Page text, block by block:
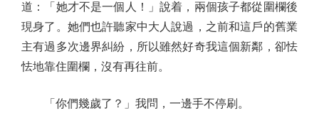
道：「她才不是一個人！」說着，兩個孩子都從圍欄後
現身了。她們也許聽家中大人說過，之前和這戶的舊業
主有過多次邊界糾紛，所以雖然好奇我這個新鄰，卻怯
怯地靠住圍欄，沒有再往前。
「你們幾歲了？」我問，一邊手不停刷。